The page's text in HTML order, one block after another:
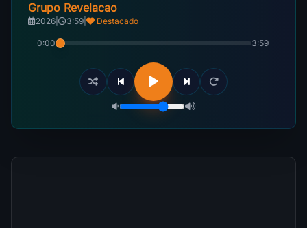
Grupo Revelacao
2026 3:59 Destacado
0:00 3:59